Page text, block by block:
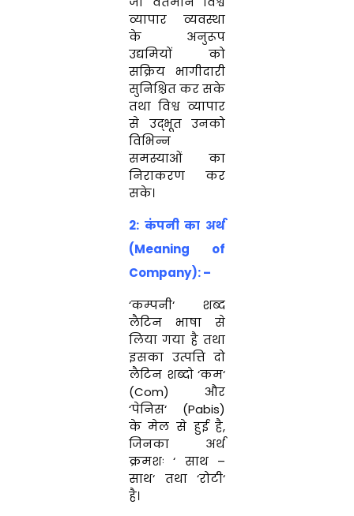
व्यापार व्यवस्था
के अनुरूप
उद्यमियोंको
सक्रियभागीदारी
सुनिश्चित करसके
तथाविश्व व्यापार
से उद्भूत उनको
विभिन्न
समस्याओंका
निराकरण कर
सके।
2: कंपनी का अर्थ
(Meaning of
Company): –
‘कम्पनी‘ शब्द
लैटिनभाषासे
लियागया हैतथा
इसका उत्पत्तिदो
लैटिन शब्दो‘कम‘
(Com) और
‘पेनिस‘ (Pabis)
केमेलसे हुई है,
जिनका अर्थ
क्रमशः‘ साथ –
साथ‘ तथा‘रोटी‘
है।